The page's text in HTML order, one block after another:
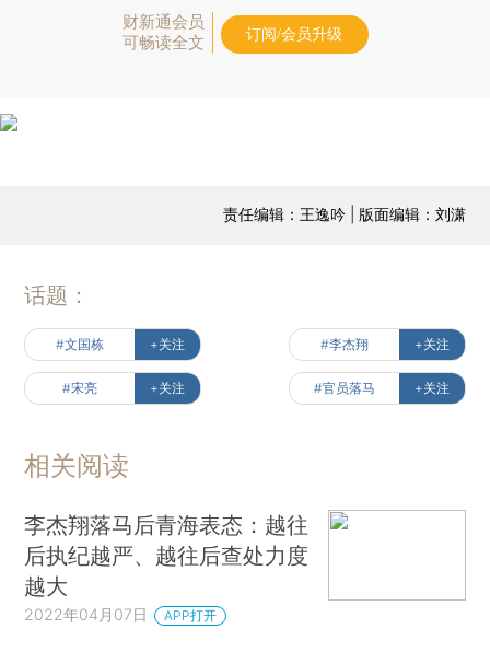
财新通会员
可畅读全文
订阅/会员升级
责任编辑：王逸吟 | 版面编辑：刘潇
话题：
#文国栋 +关注 #李杰翔 +关注
#宋亮 +关注 #官员落马 +关注
相关阅读
李杰翔落马后青海表态：越往
后执纪越严、越往后查处力度
越大
2022年04月07日 APP打开